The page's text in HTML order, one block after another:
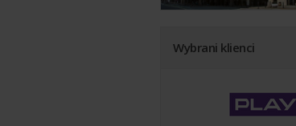
Wybrani klienci